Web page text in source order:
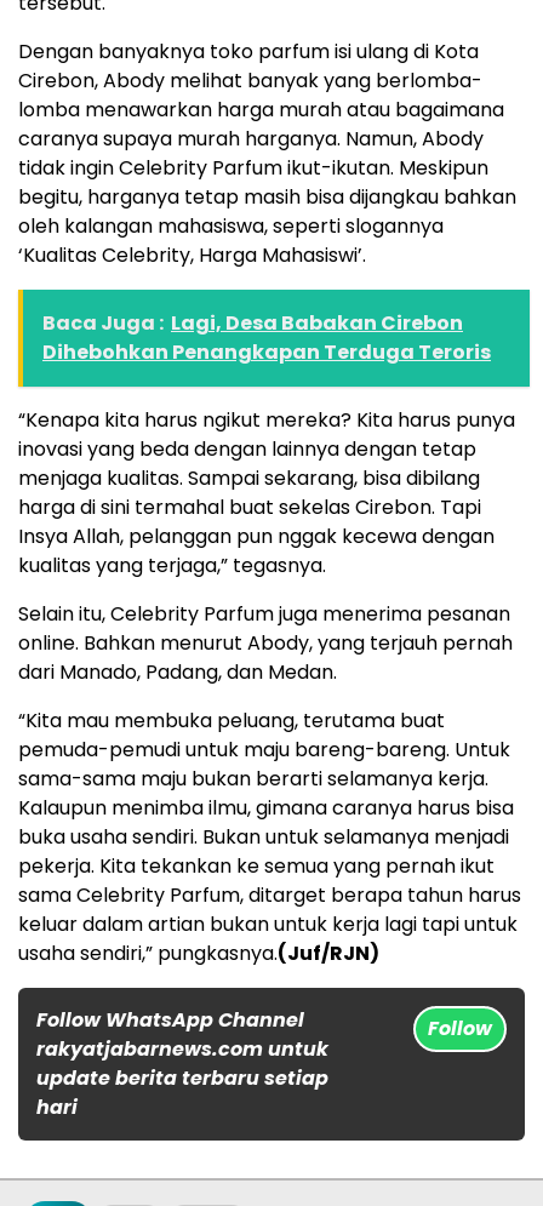
Dengan banyaknya toko parfum isi ulang di Kota
Cirebon, Abody melihat banyak yang berlomba-
lomba menawarkan harga murah atau bagaimana
caranya supaya murah harganya. Namun, Abody
tidak ingin Celebrity Parfum ikut-ikutan. Meskipun
begitu, harganya tetap masih bisa dijangkau bahkan
oleh kalangan mahasiswa, seperti slogannya
‘Kualitas Celebrity, Harga Mahasiswi’.
Baca Juga : Lagi, Desa Babakan Cirebon
Dihebohkan Penangkapan Terduga Teroris
“Kenapa kita harus ngikut mereka? Kita harus punya
inovasi yang beda dengan lainnya dengan tetap
menjaga kualitas. Sampai sekarang, bisa dibilang
harga di sini termahal buat sekelas Cirebon. Tapi
Insya Allah, pelanggan pun nggak kecewa dengan
kualitas yang terjaga,” tegasnya.
Selain itu, Celebrity Parfum juga menerima pesanan
online. Bahkan menurut Abody, yang terjauh pernah
dari Manado, Padang, dan Medan.
“Kita mau membuka peluang, terutama buat
pemuda-pemudi untuk maju bareng-bareng. Untuk
sama-sama maju bukan berarti selamanya kerja.
Kalaupun menimba ilmu, gimana caranya harus bisa
buka usaha sendiri. Bukan untuk selamanya menjadi
pekerja. Kita tekankan ke semua yang pernah ikut
sama Celebrity Parfum, ditarget berapa tahun harus
keluar dalam artian bukan untuk kerja lagi tapi untuk
usaha sendiri,” pungkasnya.(Juf/RJN)
Follow WhatsApp Channel
rakyatjabarnews.com untuk
update berita terbaru setiap
hari
Follow